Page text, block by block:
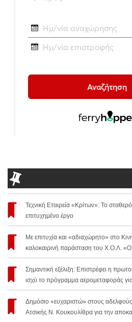
Τεχνική Εταιρεία «Κρίτων»: Το
επιτυχημένο έργο
Με επιτυχία και «αδιαχώρητο» στο
καλοκαιρινή παράσταση του Χ.Ο.Λ.
Σημαντική εξέλιξη: Επιστρέφει η
ισχύ το πρόγραμμα αερομεταφοράς
Δημόσιο «ευχαριστώ» στους
Ατσικής Ν. Κουκουλίθρα για την